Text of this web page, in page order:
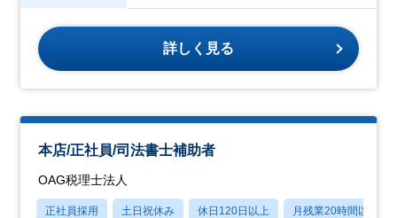
詳しく見る
本店/正社員/司法書士補助者
OAG税理士法人
正社員採用 土日祝休み 休日120日以上 月残業20時間以内